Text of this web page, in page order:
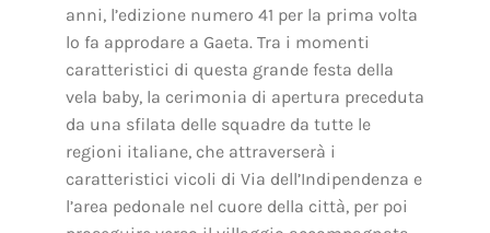
anni, l’edizione numero 41 per la prima volta
lo fa approdare a Gaeta. Tra i momenti
caratteristici di questa grande festa della
vela baby, la cerimonia di apertura preceduta
da una sfilata delle squadre da tutte le
regioni italiane, che attraverserà i
caratteristici vicoli di Via dell’Indipendenza e
l’area pedonale nel cuore della città, per poi